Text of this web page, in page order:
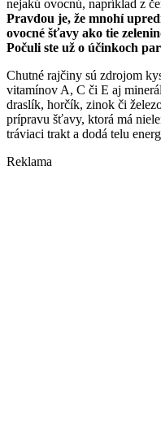
nejakú ovocnú, napríklad z
Pravdou je, že mnohí
ovocné šťavy ako tie
Počuli ste už o účinkoch
Chutné rajčiny sú zdrojom
vitamínov A, C či E aj
draslík, horčík, zinok či
prípravu šťavy, ktorá má
tráviaci trakt a dodá telu
Reklama